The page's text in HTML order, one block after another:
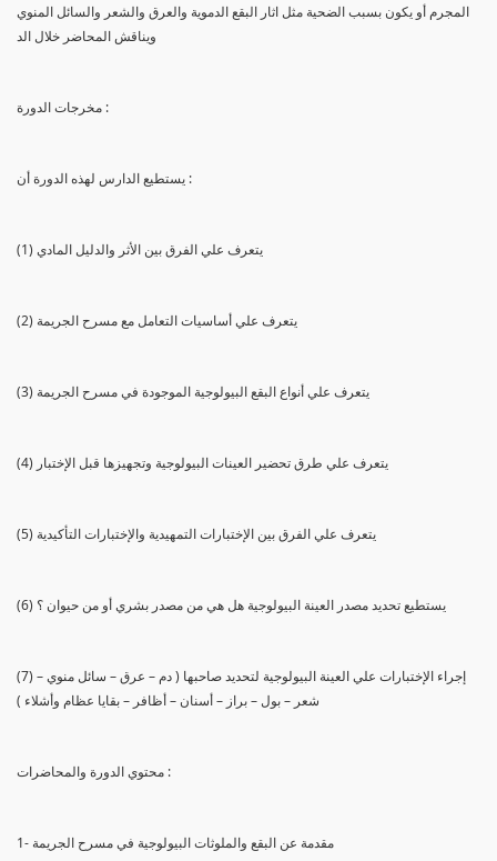
المجرم أو يكون بسبب الضحية مثل اثار البقع الدموية والعرق والشعر والسائل المنوي
ويناقش المحاضر خلال الد
مخرجات الدورة :
يستطيع الدارس لهذه الدورة أن :
(1) يتعرف علي الفرق بين الأثر والدليل المادي
(2) يتعرف علي أساسيات التعامل مع مسرح الجريمة
(3) يتعرف علي أنواع البقع البيولوجية الموجودة في مسرح الجريمة
(4) يتعرف علي طرق تحضير العينات البيولوجية وتجهيزها قبل الإختبار
(5) يتعرف علي الفرق بين الإختبارات التمهيدية والإختبارات التأكيدية
(6) يستطيع تحديد مصدر العينة البيولوجية هل هي من مصدر بشري أو من حيوان ؟
(7) إجراء الإختبارات علي العينة البيولوجية لتحديد صاحبها ( دم – عرق – سائل منوي –
شعر – بول – براز – أسنان – أظافر – بقايا عظام وأشلاء )
محتوي الدورة والمحاضرات :
1- مقدمة عن البقع والملوثات البيولوجية في مسرح الجريمة